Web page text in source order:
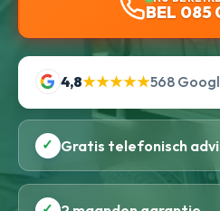
BEL 085
4,8★★★★★568
✓ Gratis telefonisch